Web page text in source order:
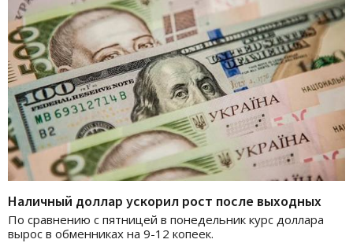
Наличный доллар ускорил рост после выходных
По сравнению с пятницей в понедельник курс доллара
вырос в обменниках на 9-12 копеек.